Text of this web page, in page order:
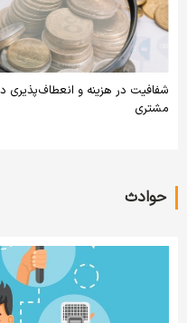
شفافیت در هزینه و انعطاف‌پذیری
مشتری
حوادث